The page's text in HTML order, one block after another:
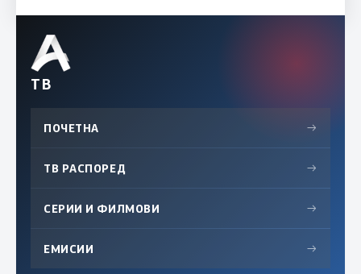
ТВ
ПОЧЕТНА →
ТВ РАСПОРЕД →
СЕРИИ И ФИЛМОВИ →
ЕМИСИИ →